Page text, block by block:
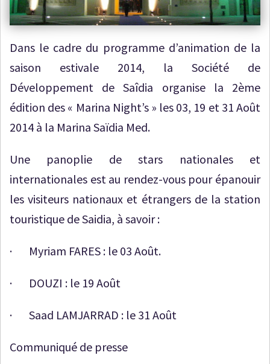
Dans le cadre du programme d’animation de la
saison estivale 2014, la Société de
Développement de Saîdia organise la 2ème
édition des « Marina Night’s » les 03, 19 et 31 Août
2014 à la Marina Saïdia Med.
Une panoplie de stars nationales et
internationales est au rendez-vous pour épanouir
les visiteurs nationaux et étrangers de la station
touristique de Saidia, à savoir :
· Myriam FARES : le 03 Août.
· DOUZI : le 19 Août
· Saad LAMJARRAD : le 31 Août
Communiqué de presse